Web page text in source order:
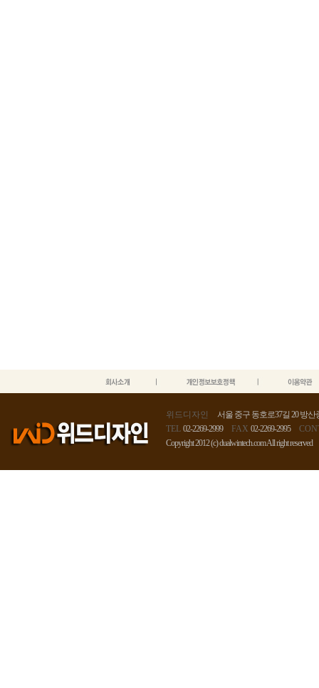
위드디자인
서울 중구 동호로37길 20 방산
TEL 02-2269-2999 FAX 02-2269-2995
Copyright 2012 (c) dualwintech.com All right reserved